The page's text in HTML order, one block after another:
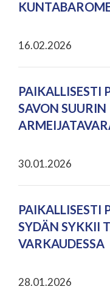
16.02.2026
PAIKALLISESTI
SAVON SUURIN
30.01.2026
PAIKALLISESTI
SYDÄN SYKKII
VARKAUDESSA
28.01.2026